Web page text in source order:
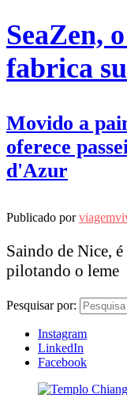
SeaZen,
fabrica
Movido a
oferece
d'Azur
Publicado por
Saindo de Nice,
pilotando o leme
Pesquisar por:
Instagram
LinkedIn
Facebook